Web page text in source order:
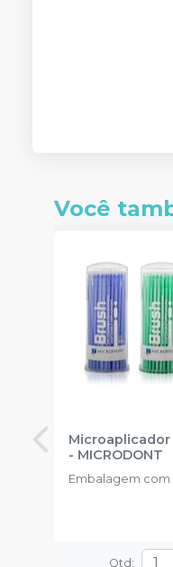
Você
- MICRODONT
Embalagem com
Qtd :